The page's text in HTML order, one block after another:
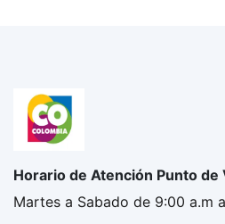
Horario de Atención Punto de
Martes a Sabado de 9:00 a.m